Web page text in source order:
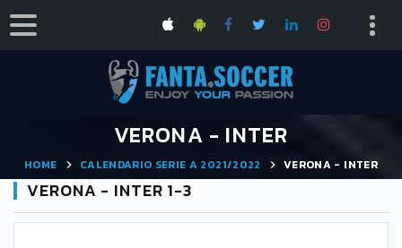
VERONA - INTER
HOME CALENDARIO SERIE A 2021/2022 VERONA - INTER
VERONA - INTER 1-3